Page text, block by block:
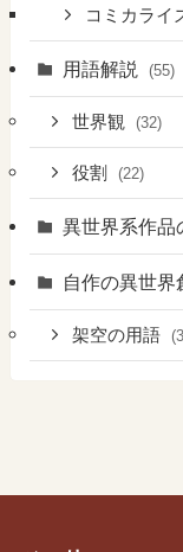
コミカライ
用語解説 (55)
世界観 (32)
役割 (22)
異世界系作品
自作の異世界
架空の用語